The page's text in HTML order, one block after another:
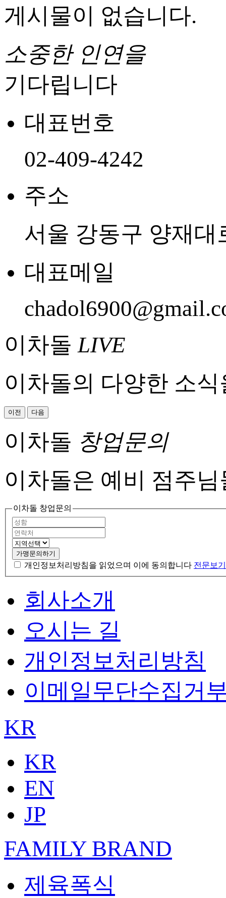
게시물이 없습니다.
소중한 인연을
기다립니다
대표번호
02-409-4242
주소
서울 강동구 양재대
대표메일
이차돌LIVE
이차돌의 다양한 소
이전 다음
이차돌 창업문의
이차돌은 예비 점주
이차돌 창업문의
가맹문의하기
개인정보처리방침을 읽었으며 이에 동의합니다 전문보기
회사소개
오시는 길
개인정보처리방침
이메일무단수집거
KR
KR
EN
JP
FAMILY BRAND
제육폭식